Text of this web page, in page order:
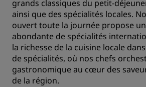
grands classiques du petit-
ainsi que des spécialités locales.
ouvert toute la journée propose
abondante de spécialités
la richesse de la cuisine locale
de spécialités, où nos chefs
gastronomique au cœur des
de la région.